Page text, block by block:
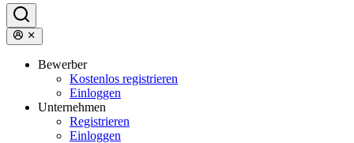
Bewerber
Kostenlos registrieren
Einloggen
Unternehmen
Registrieren
Einloggen